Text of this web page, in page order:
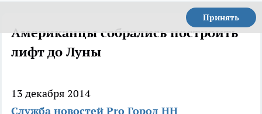
Принять
Американцы собрались построить
лифт до Луны
13 декабря 2014
Служба новостей Pro Город НН